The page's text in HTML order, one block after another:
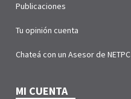
Publicaciones
Tu opinión cuenta
Chateá con un Asesor de NETPC
MI CUENTA